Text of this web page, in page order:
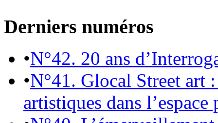
Derniers numéros
•N°42. 20 ans
•N°41. Glocal Street art
artistiques dans l’espace